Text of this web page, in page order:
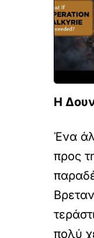
Η
Ένα
προς
πολύ